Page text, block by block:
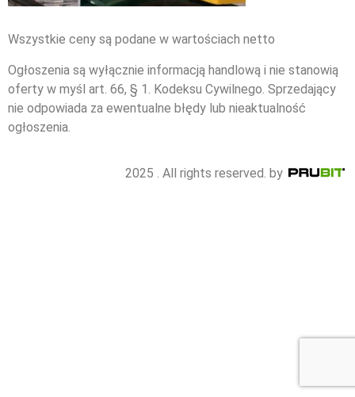
Wszystkie ceny są podane w wartościach netto
Ogłoszenia są wyłącznie informacją handlową i nie stanowią
oferty w myśl art. 66, § 1. Kodeksu Cywilnego. Sprzedający
nie odpowiada za ewentualne błędy lub nieaktualność
ogłoszenia.
2025 . All rights reserved. by